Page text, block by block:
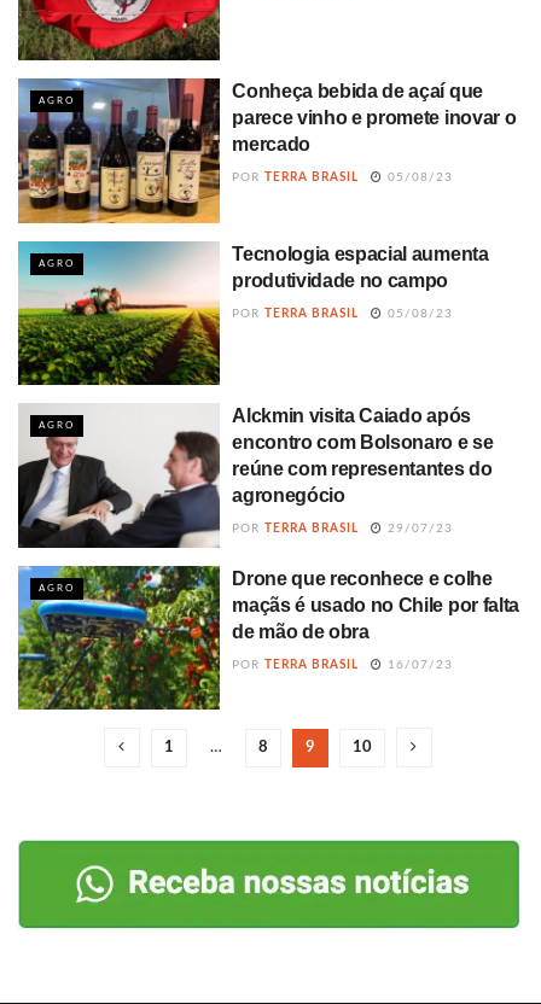
AGRO
Conheça bebida de açaí que
parece vinho e promete inovar o
mercado
POR TERRA BRASIL 05/08/23
AGRO
Tecnologia espacial aumenta
produtividade no campo
POR TERRA BRASIL 05/08/23
AGRO
Alckmin visita Caiado após
encontro com Bolsonaro e se
reúne com representantes do
agronegócio
POR TERRA BRASIL 29/07/23
AGRO
Drone que reconhece e colhe
maçãs é usado no Chile por falta
de mão de obra
POR TERRA BRASIL 16/07/23
1 … 8 9 10